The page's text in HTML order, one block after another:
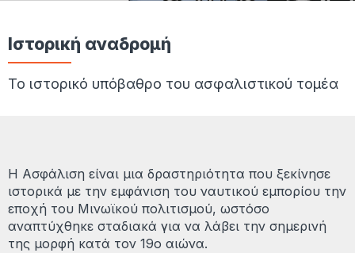
Ιστορική αναδρομή
Το ιστορικό υπόβαθρο του ασφαλιστικού τομέα
Η Ασφάλιση είναι μια δραστηριότητα που ξεκίνησε
ιστορικά με την εμφάνιση του ναυτικού εμπορίου την
εποχή του Μινωϊκού πολιτισμού, ωστόσο
αναπτύχθηκε σταδιακά για να λάβει την σημερινή
της μορφή κατά τον 19ο αιώνα.